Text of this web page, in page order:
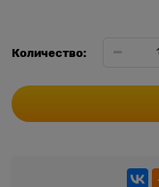
Количество: